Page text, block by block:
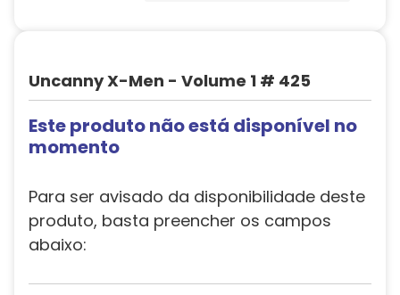
Uncanny X-Men - Volume 1 # 425
Este produto não está disponível no
momento
Para ser avisado da disponibilidade deste
produto, basta preencher os campos
abaixo: